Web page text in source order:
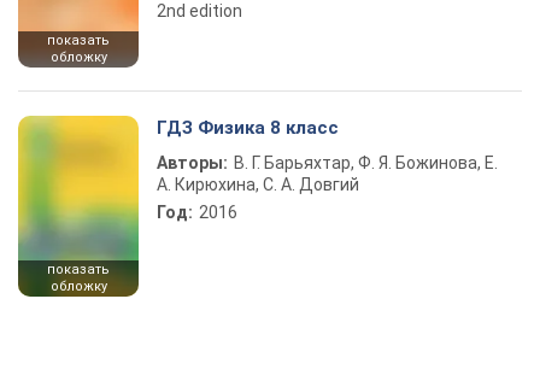
показать
обложку
2nd edition
показать
обложку
ГДЗ Физика 8 класс
Авторы: В. Г. Барьяхтар, Ф. Я. Божинова, Е.
А. Кирюхина, С. А. Довгий
Год: 2016